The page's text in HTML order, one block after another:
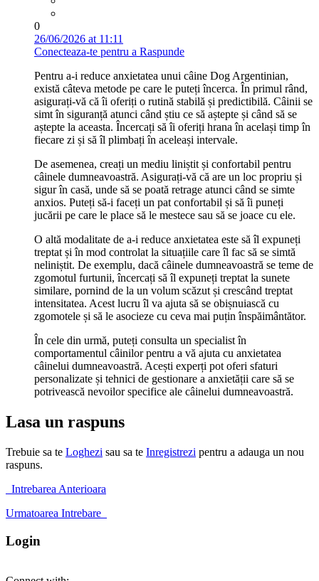
0
26/06/2026 at 11:11
Conecteaza-te pentru a Raspunde
Pentru a-i reduce anxietatea unui câine Dog Argentinian,
există câteva metode pe care le puteți încerca. În primul rând,
asigurați-vă că îi oferiți o rutină stabilă și predictibilă. Câinii se
simt în siguranță atunci când știu ce să aștepte și când să se
aștepte la aceasta. Încercați să îi oferiți hrana în același timp în
fiecare zi și să îl plimbați în aceleași intervale.
De asemenea, creați un mediu liniștit și confortabil pentru
câinele dumneavoastră. Asigurați-vă că are un loc propriu și
sigur în casă, unde să se poată retrage atunci când se simte
anxios. Puteți să-i faceți un pat confortabil și să îi puneți
jucării pe care le place să le mestece sau să se joace cu ele.
O altă modalitate de a-i reduce anxietatea este să îl expuneți
treptat și în mod controlat la situațiile care îl fac să se simtă
neliniștit. De exemplu, dacă câinele dumneavoastră se teme de
zgomotul furtunii, încercați să îl expuneți treptat la sunete
similare, pornind de la un volum scăzut și crescând treptat
intensitatea. Acest lucru îl va ajuta să se obișnuiască cu
zgomotele și să le asocieze cu ceva mai puțin înspăimântător.
În cele din urmă, puteți consulta un specialist în
comportamentul câinilor pentru a vă ajuta cu anxietatea
câinelui dumneavoastră. Acești experți pot oferi sfaturi
personalizate și tehnici de gestionare a anxietății care să se
potrivească nevoilor specifice ale câinelui dumneavoastră.
Lasa un raspuns
Trebuie sa te Loghezi sau sa te Inregistrezi pentru a adauga un nou
raspuns.
Intrebarea Anterioara
Urmatoarea Intrebare
Login